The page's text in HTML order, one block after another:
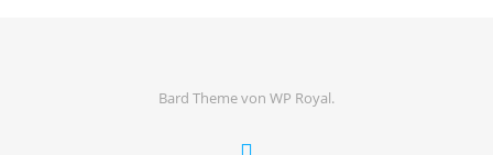
Bard Theme von WP Royal.